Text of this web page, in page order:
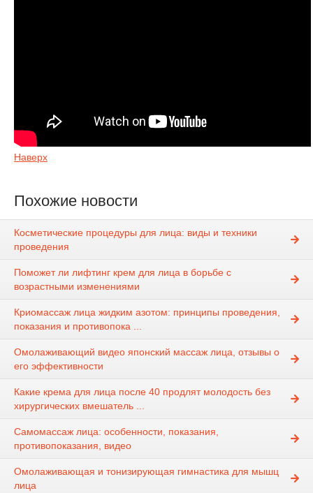
Наверх
Похожие новости
Косметические процедуры для лица: виды и техники
проведения
Поможет ли лифтинг крем для лица в борьбе с
возрастными изменениями
Криомассаж лица жидким азотом: принципы проведения,
показания и противопока ...
Омолаживающий видео японский массаж лица, отзывы о
его эффективности
Какие крема для лица после 40 продлят молодость без
хирургических вмешатель ...
Самомассаж лица: особенности, показания,
противопоказания, видео
Омолаживающая и тонизирующая гимнастика для мышц
лица